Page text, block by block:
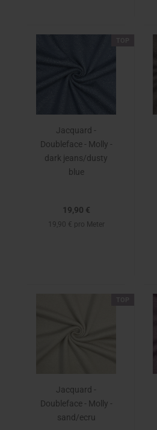
Jacquard -
Doubleface - Molly -
dark jeans/dusty
blue
19,90 €
19,90 € pro Meter
Jacquard -
Doubleface - Molly -
sand/ecru